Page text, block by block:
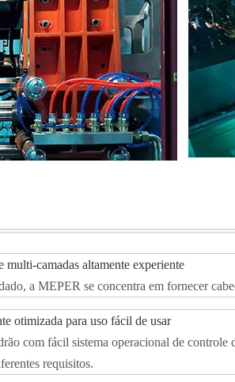
multi-camadas altamente experiente
a MEPER se concentra em fornecer
otimizada para uso fácil de usar
com fácil sistema operacional de
requisitos.